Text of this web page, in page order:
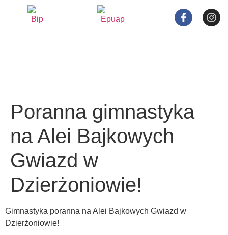
Poranna gimnastyka
na Alei Bajkowych
Gwiazd w
Dzierżoniowie!
Gimnastyka poranna na Alei Bajkowych Gwiazd w
Dzierżoniowie!